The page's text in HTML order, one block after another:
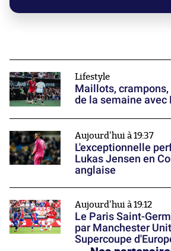
Lifestyle
Maillots, crampons,
de la semaine avec
Aujourd'hui à 19:37
L'exceptionnelle
Lukas Jensen en
anglaise
Aujourd'hui à 19:12
Le Paris Saint-
par Manchester
Supercoupe